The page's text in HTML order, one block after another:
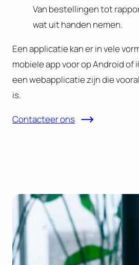
Van bestellingen tot
wat uit handen nemen.
Een applicatie kan er in vele
mobiele app voor op Android of
een webapplicatie zijn die
is.
Contacteer ons